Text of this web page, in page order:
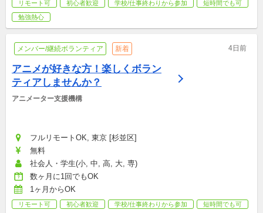
リモート可 初心者歓迎 学校/仕事終わりから参加
短時間でも可
勉強熱心
メンバー/継続ボランティア 新着 4日前
アニメが好きな方！楽しくボラン
ティアしませんか？
アニメーター支援機構
フルリモートOK, 東京 [杉並区]
無料
社会人・学生(小, 中, 高, 大, 専)
数ヶ月に1回でもOK
1ヶ月からOK
リモート可 初心者歓迎 学校/仕事終わりから参加
短時間でも可